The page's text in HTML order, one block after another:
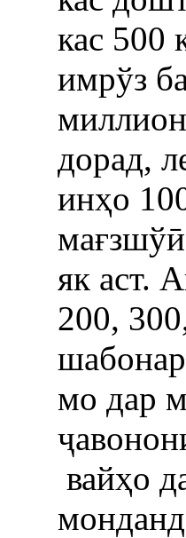
кас 500
имрўз
дорад,
инҳо
як аст.
200,
мо дар
вайҳо